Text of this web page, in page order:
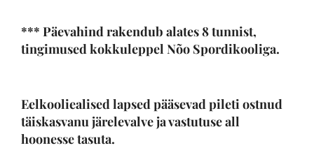
*** Päevahind rakendub alates 8 tunnist,
tingimused kokkuleppel Nõo Spordikooliga.
Eelkooliealised lapsed pääsevad pileti ostnud
täiskasvanu järelevalve ja vastutuse all
hoonesse tasuta.